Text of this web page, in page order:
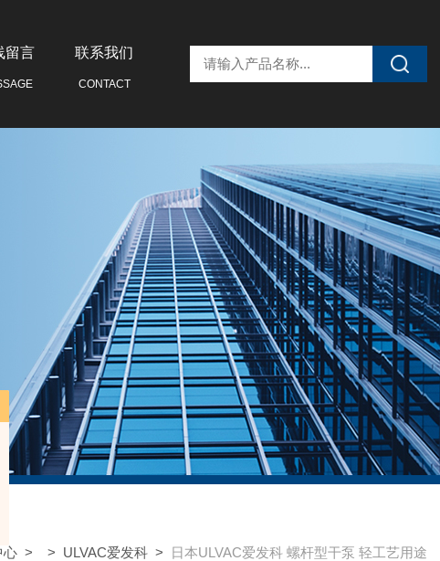
留言 联系我们
CONTACT
心 > > ULVAC爱发科 > 日本ULVAC爱发科 螺杆型干泵 轻工艺用途